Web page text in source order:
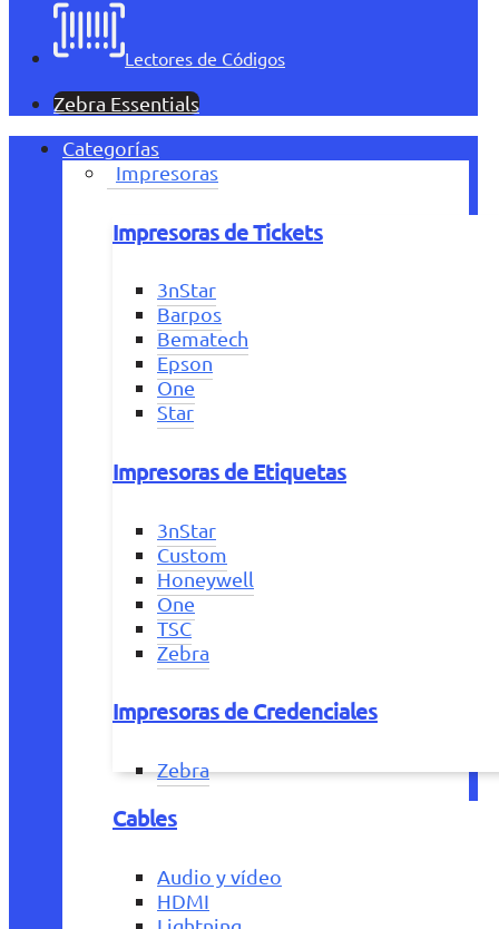
Lectores de Códigos
Zebra Essentials
Categorías
Impresoras
Impresoras de Tickets
3nStar
Barpos
Bematech
Epson
One
Star
Impresoras de Etiquetas
3nStar
Custom
Honeywell
One
TSC
Zebra
Impresoras de Credenciales
Zebra
Cables
Audio y vídeo
HDMI